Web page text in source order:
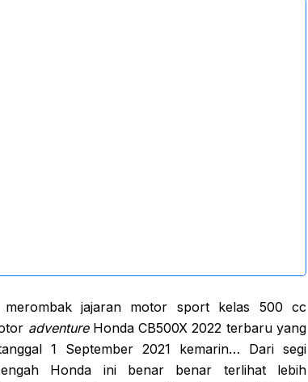
merombak jajaran motor sport kelas 500 cc
adventure Honda CB500X 2022 terbaru yang
1 September 2021 kemarin… Dari segi
Honda ini benar benar terlihat lebih